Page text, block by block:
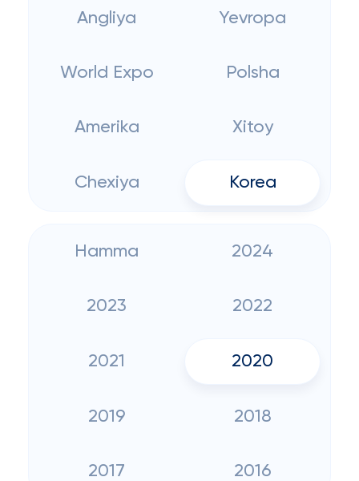
Angliya Yevropa
World Expo Polsha
Amerika Xitoy
Chexiya Korea
Hamma 2024
2023 2022
2021 2020
2019 2018
2017 2016